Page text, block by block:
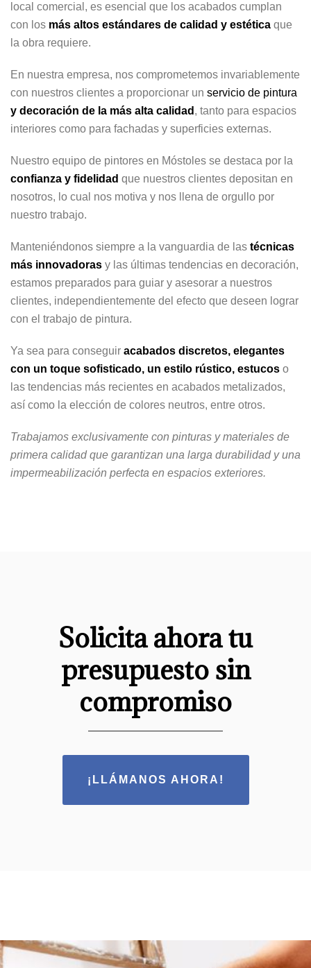
local comercial, es esencial que los acabados cumplan
con los más altos estándares de calidad y estética que
la obra requiere.
En nuestra empresa, nos comprometemos invariablemente
con nuestros clientes a proporcionar un servicio de pintura
y decoración de la más alta calidad , tanto para espacios
interiores como para fachadas y superficies externas.
Nuestro equipo de pintores en Móstoles se destaca por la
confianza y fidelidad que nuestros clientes depositan en
nosotros, lo cual nos motiva y nos llena de orgullo por
nuestro trabajo.
Manteniéndonos siempre a la vanguardia de las técnicas
más innovadoras y las últimas tendencias en decoración,
estamos preparados para guiar y asesorar a nuestros
clientes, independientemente del efecto que deseen lograr
con el trabajo de pintura.
Ya sea para conseguir acabados discretos, elegantes
con un toque sofisticado, un estilo rústico, estucos o
las tendencias más recientes en acabados metalizados,
así como la elección de colores neutros, entre otros.
Trabajamos exclusivamente con pinturas y materiales de
primera calidad que garantizan una larga durabilidad y una
impermeabilización perfecta en espacios exteriores.
Solicita ahora tu
presupuesto sin
compromiso
¡LLÁMANOS AHORA!